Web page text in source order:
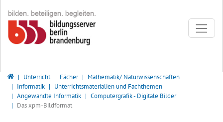
Bildungsserver Berlin - Brandenburg
Unterricht Fächer
Mathematik/ Naturwissenschaften
Informatik
Unterrichtsmaterialien und Fachthemen
Angewandte Informatik
Computergrafik - Digitale Bilder
Das xpm-Bildformat